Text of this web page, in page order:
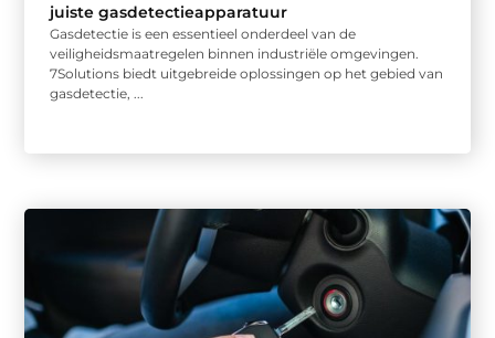
juiste gasdetectieapparatuur
Gasdetectie is een essentieel onderdeel van de
veiligheidsmaatregelen binnen industriële omgevingen.
7Solutions biedt uitgebreide oplossingen op het gebied van
gasdetectie, ...